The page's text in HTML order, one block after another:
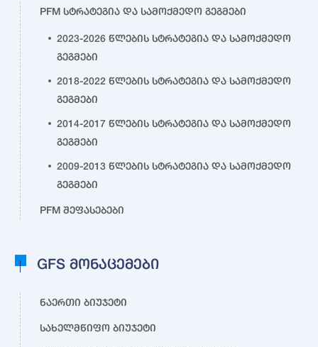
PFM სტრატეგია და სამოქმედო გეგმები
2023-2026 წლების სტრატეგია და სამოქმედო
გეგმები
2018-2022 წლების სტრატეგია და სამოქმედო
გეგმები
2014-2017 წლების სტრატეგია და სამოქმედო
გეგმები
2009-2013 წლების სტრატეგია და სამოქმედო
გეგმები
PFM შეფასებები
GFS მონაცემები
ნაერთი ბიუჯეტი
სახელმწიფო ბიუჯეტი